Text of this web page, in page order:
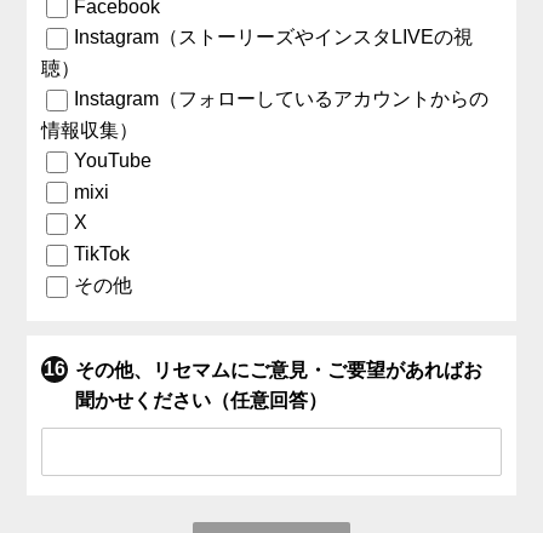
Facebook
Instagram（ストーリーズやインスタLIVEの視
聴）
Instagram（フォローしているアカウントからの
情報収集）
YouTube
mixi
X
TikTok
その他
その他、リセマムにご意見・ご要望があればお
聞かせください（任意回答）